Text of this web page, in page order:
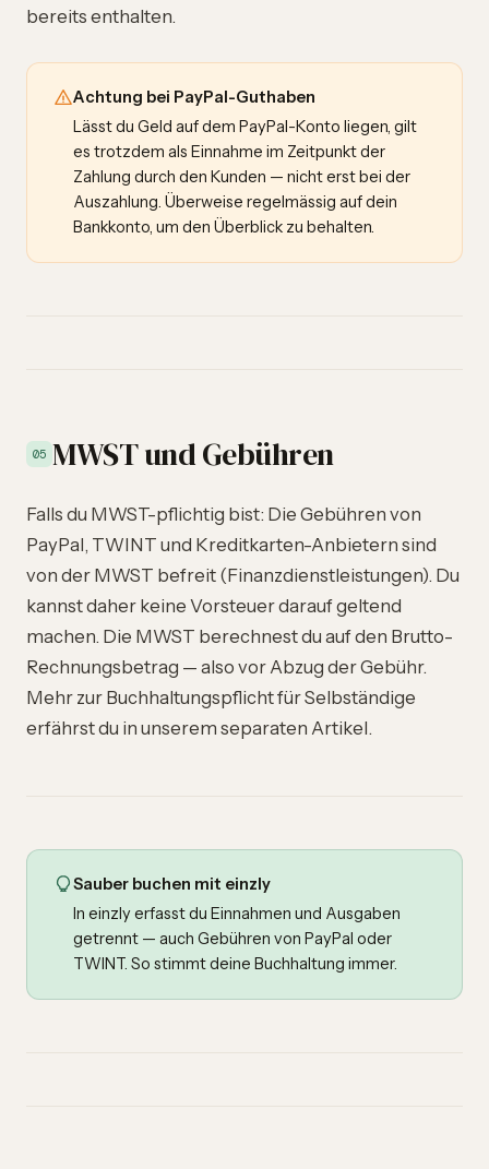
bereits enthalten.
Achtung bei PayPal-Guthaben
Lässt du Geld auf dem PayPal-Konto liegen, gilt
es trotzdem als Einnahme im Zeitpunkt der
Zahlung durch den Kunden — nicht erst bei der
Auszahlung. Überweise regelmässig auf dein
Bankkonto, um den Überblick zu behalten.
05 MWST und Gebühren
Falls du MWST-pflichtig bist: Die Gebühren von
PayPal, TWINT und Kreditkarten-Anbietern sind
von der MWST befreit (Finanzdienstleistungen). Du
kannst daher keine Vorsteuer darauf geltend
machen. Die MWST berechnest du auf den Brutto-
Rechnungsbetrag — also vor Abzug der Gebühr.
Mehr zur Buchhaltungspflichtfür Selbständige
erfährst du in unserem separaten Artikel.
Sauber buchen mit einzly
In einzly erfasst du Einnahmen und Ausgaben
getrennt — auch Gebühren von PayPal oder
TWINT. So stimmt deine Buchhaltung immer.